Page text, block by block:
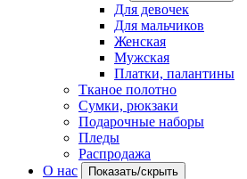
Для девочек
Для мальчиков
Женская
Мужская
Платки, палантины
Тканое полотно
Сумки, рюкзаки
Подарочные наборы
Пледы
Распродажа
О нас
Показать/скрыть